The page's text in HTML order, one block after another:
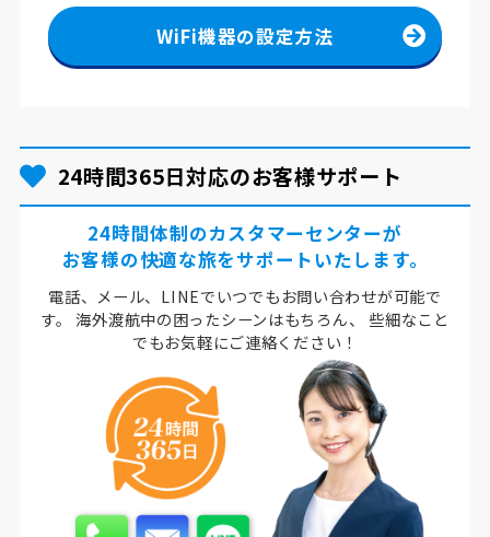
WiFi機器の設定方法
24時間365日対応のお客様サポート
24時間体制のカスタマーセンターが
お客様の快適な旅をサポートいたします。
電話、メール、LINEでいつでもお問い合わせが可能で
す。
海外渡航中の困ったシーンはもちろん、
些細なこと
でもお気軽にご連絡ください！